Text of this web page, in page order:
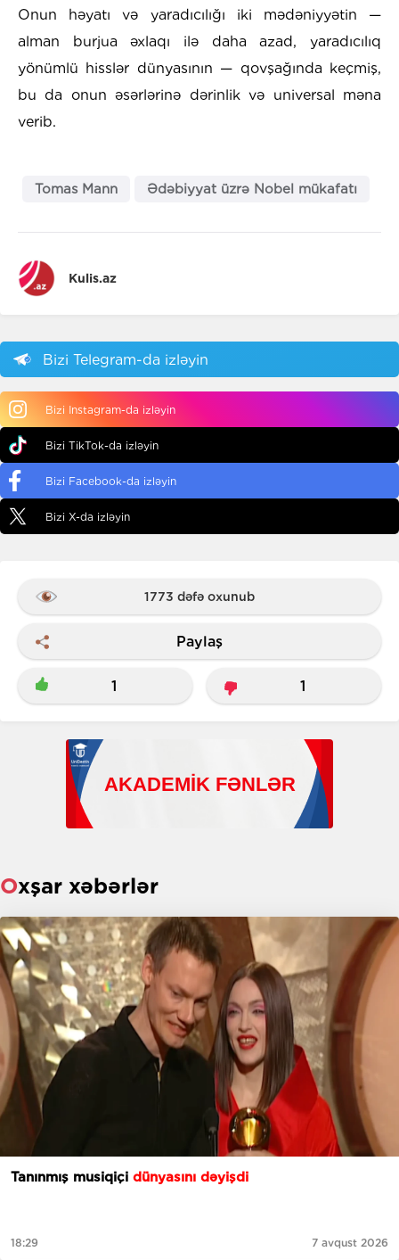
Onun həyatı və yaradıcılığı iki mədəniyyətin —
alman burjua əxlaqı ilə daha azad, yaradıcılıq
yönümlü hisslər dünyasının — qovşağında keçmiş,
bu da onun əsərlərinə dərinlik və universal məna
verib.
Tomas Mann Ədəbiyyat üzrə Nobel mükafatı
Kulis.az
Bizi Telegram-da izləyin
Bizi Instagram-da izləyin
Bizi TikTok-da izləyin
Bizi Facebook-da izləyin
Bizi X-da izləyin
1773 dəfə oxunub
Paylaş
1 1
Oxşar xəbərlər
Tanınmış musiqiçi dünyasını dəyişdi
18:29 7 avqust 2026